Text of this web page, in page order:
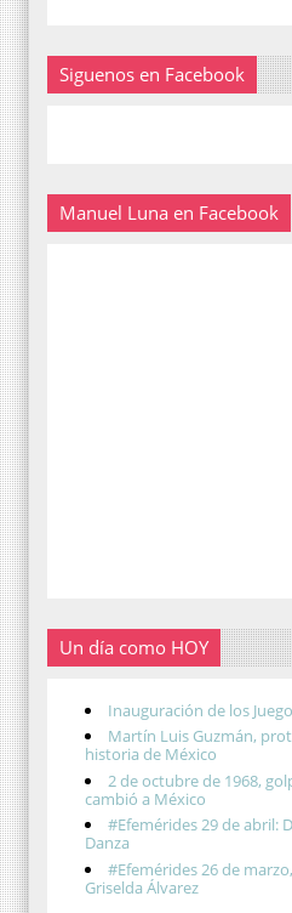
Siguenos en Facebook
Manuel Luna en Facebook
Un día como HOY
Inauguración de los
Martín Luis Guzmán,
historia de México
2 de octubre de 1968,
cambió a México
#Efemérides 29 de abril:
Danza
#Efemérides 26 de
Griselda Álvarez